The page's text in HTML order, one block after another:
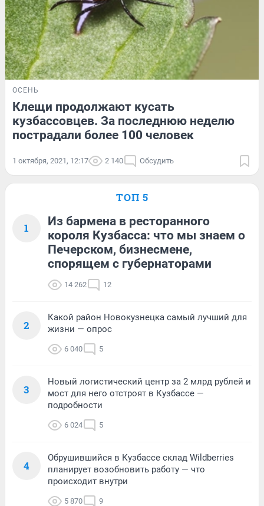
ОСЕНЬ
Клещи продолжают кусать
кузбассовцев. За последнюю неделю
пострадали более 100 человек
1 октября, 2021, 12:17 2 140 Обсудить
ТОП 5
1
Из бармена в ресторанного
короля Кузбасса: что мы знаем о
Печерском, бизнесмене,
спорящем с губернаторами
14 262 12
2
Какой район Новокузнецка самый лучший для
жизни — опрос
6 040 5
3
Новый логистический центр за 2 млрд рублей и
мост для него отстроят в Кузбассе —
подробности
6 024 5
4
Обрушившийся в Кузбассе склад Wildberries
планирует возобновить работу — что
происходит внутри
5 870 9